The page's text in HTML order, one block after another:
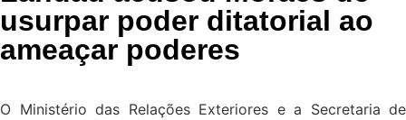
usurpar poder ditatorial ao
ameaçar poderes
O Ministério das Relações Exteriores e a Secretaria de